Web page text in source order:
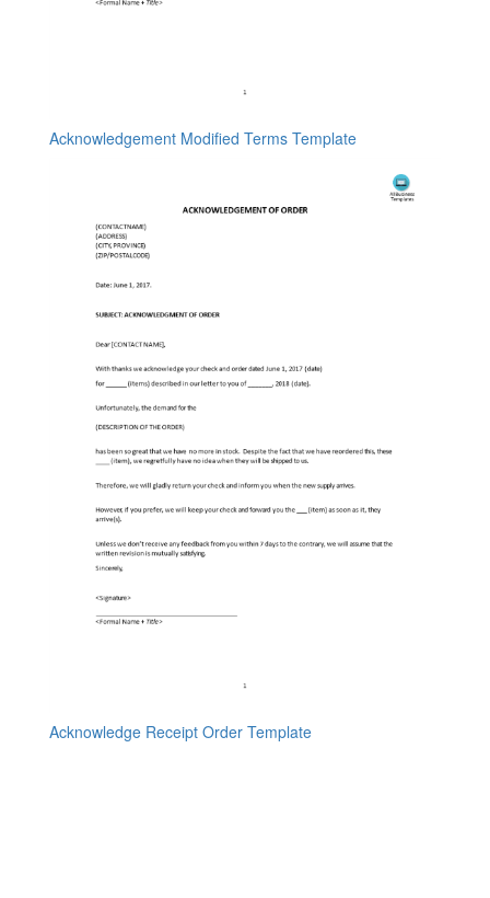
Acknowledgement Modified Terms Template
Acknowledge Receipt Order Template